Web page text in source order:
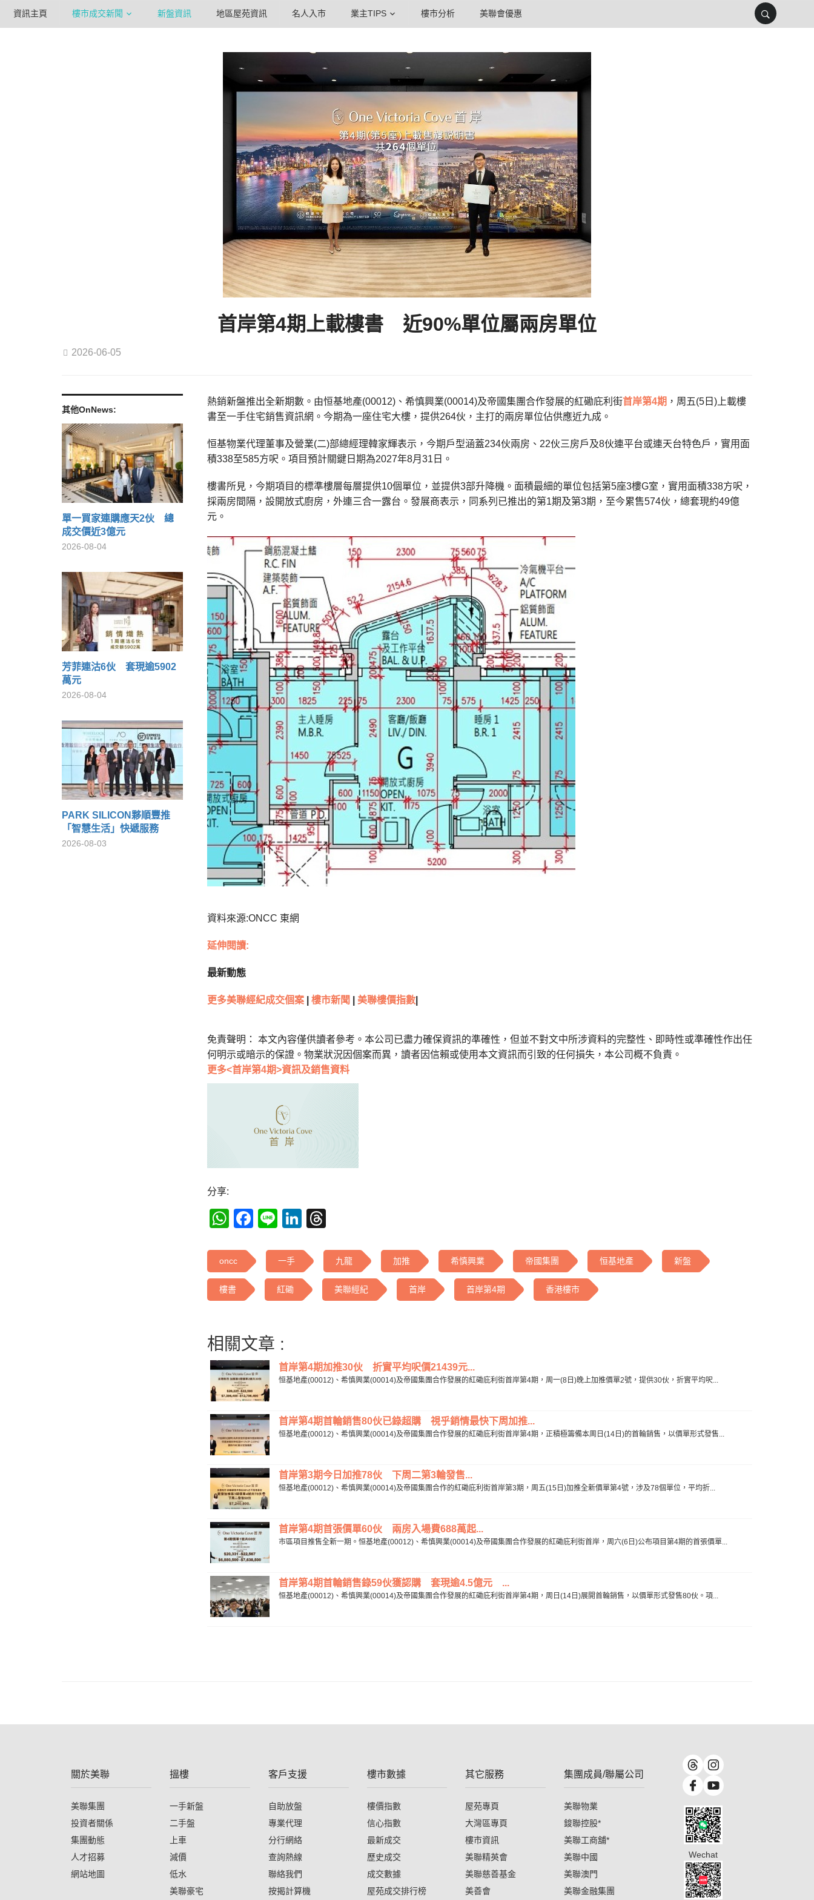
資訊主頁 樓市成交新聞 新盤資訊 地區屋苑資訊 名人入市 業主TIPS 樓市分析 美聯會優惠
首岸第4期上載樓書 近90%單位屬兩房單位
2026-06-05
其他OnNews:
單一買家連購應天2伙 總
成交價近3億元
2026-08-04
芳菲連沽6伙 套現逾5902
萬元
2026-08-04
PARK SILICON夥順豐推
「智慧生活」快遞服務
2026-08-03
熱銷新盤推出全新期數。由恒基地產(00012)、希慎興業(00014)及帝國集團合作發展的紅磡庇利街首岸第4期 ，周五(5日)上載樓
書至一手住宅銷售資訊網。今期為一座住宅大樓，提供264伙，主打的兩房單位佔供應近九成。
恒基物業代理董事及營業(二)部總經理韓家輝表示，今期戶型涵蓋234伙兩房、22伙三房戶及8伙連平台或連天台特色戶，實用面
積338至585方呎。項目預計關鍵日期為2027年8月31日。
樓書所見，今期項目的標準樓層每層提供10個單位，並提供3部升降機。面積最細的單位包括第5座3樓G室，實用面積338方呎，
採兩房間隔，設開放式廚房，外連三合一露台。發展商表示，同系列已推出的第1期及第3期，至今累售574伙，總套現約49億
元。
資料來源:ONCC 東網
延伸閱讀:
最新動態
更多美聯經紀成交個案 樓市新聞 美聯樓價指數
免責聲明： 本文內容僅供讀者參考。本公司已盡力確保資訊的準確性，但並不對文中所涉資料的完整性、即時性或準確性作出任
何明示或暗示的保證。物業狀況因個案而異，讀者因信賴或使用本文資訊而引致的任何損失，本公司概不負責。
更多<首岸第4期>資訊及銷售資料
分享:
WhatsApp
Facebook
LineLinkedIn
oncc 一手 九龍 加推 希慎興業 帝國集團 恒基地產 新盤
樓書 紅磡 美聯經紀 首岸 首岸第4期 香港樓市
相關文章 :
首岸第4期加推30伙 折實平均呎價21439元...
恒基地產(00012)、希慎興業(00014)及帝國集團合作發展的紅磡庇利街首岸第4期，周一(8日)晚上加推價單2號，提供30伙，折實平均呎...
首岸第4期首輪銷售80伙已錄超購 視乎銷情最快下周加推...
恒基地產(00012)、希慎興業(00014)及帝國集團合作發展的紅磡庇利街首岸第4期，正積極籌備本周日(14日)的首輪銷售，以價單形式發售...
首岸第3期今日加推78伙 下周二第3輪發售...
恒基地產(00012)、希慎興業(00014)及帝國集團合作的紅磡庇利街首岸第3期，周五(15日)加推全新價單第4號，涉及78個單位，平均折...
首岸第4期首張價單60伙 兩房入場費688萬起...
市區項目推售全新一期。恒基地產(00012)、希慎興業(00014)及帝國集團合作發展的紅磡庇利街首岸，周六(6日)公布項目第4期的首張價單...
首岸第4期首輪銷售錄59伙獲認購 套現逾4.5億元 ...
恒基地產(00012)、希慎興業(00014)及帝國集團合作發展的紅磡庇利街首岸第4期，周日(14日)展開首輪銷售，以價單形式發售80伙。項...
關於美聯
美聯集團
投資者關係
集團動態
人才招募
網站地圖
搵樓
一手新盤
二手盤
上車
減價
低水
美聯豪宅
客戶支援
自助放盤
專業代理
分行網絡
查詢熱線
聯絡我們
按揭計算機
樓市數據
樓價指數
信心指數
最新成交
歷史成交
成交數據
屋苑成交排行榜
其它服務
屋苑專頁
大灣區專頁
樓市資訊
美聯精英會
美聯慈善基金
美善會
集團成員/聯屬公司
美聯物業
鋑聯控股*
美聯工商舖*
美聯中國
美聯澳門
美聯金融集團
Wechat